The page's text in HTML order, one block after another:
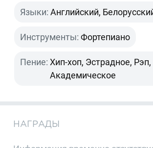
Языки: Английский,
Инструменты: Фортепиано
Пение: Хип-хоп, Эстрадное, Рэп,
Академическое
НАГРАДЫ